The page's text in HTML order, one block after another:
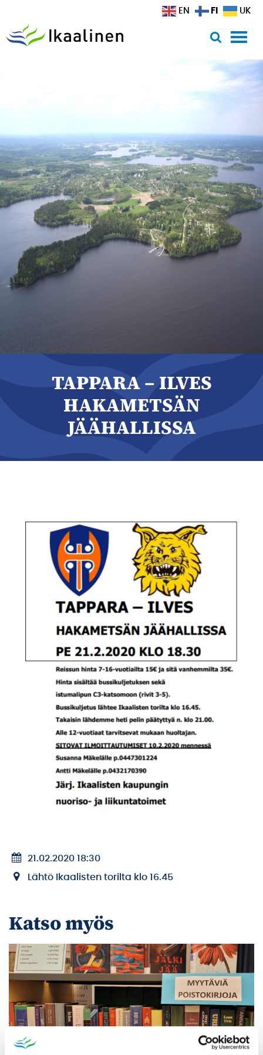
TAPPARA – ILVES
HAKAMETSÄN
JÄÄHALLISSA
21.02.2020 18:30
Lähtö Ikaalisten torilta klo 16.45
Katso myös
EN FI UK